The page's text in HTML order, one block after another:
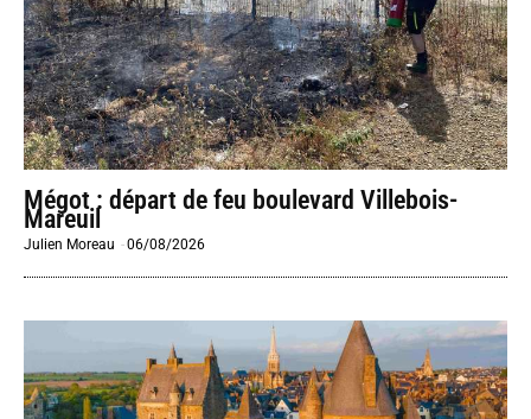
Mégot : départ de feu boulevard Villebois-
Mareuil
Julien Moreau -06/08/2026